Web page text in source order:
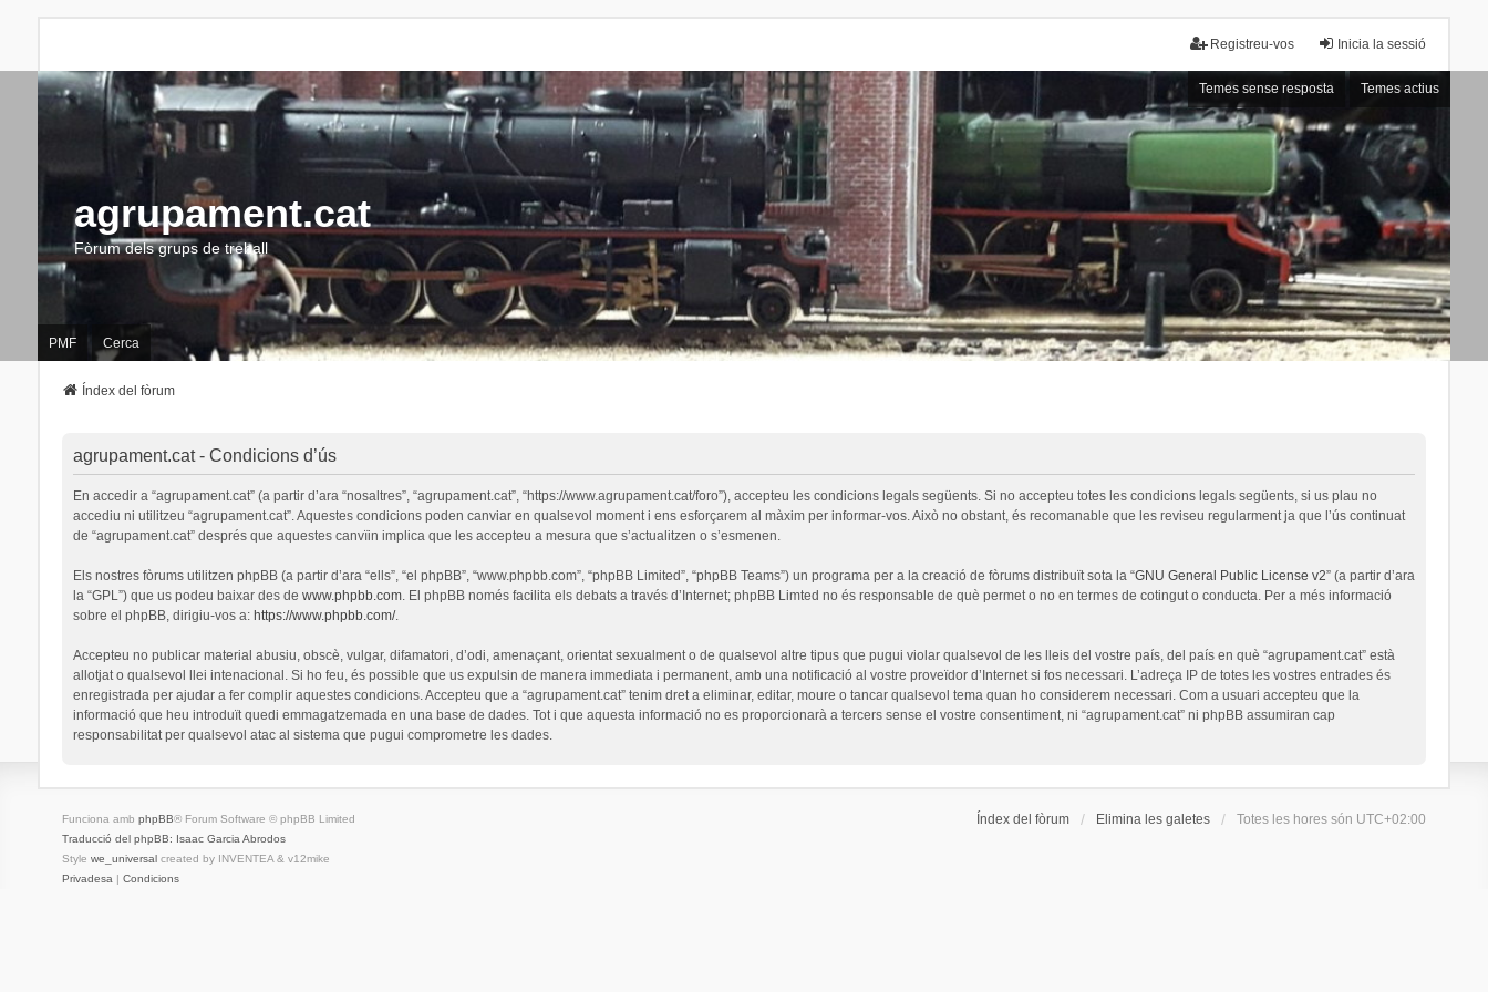
Inicia la sessió
Registreu-vos
Temes sense resposta Temes actius
agrupament.cat
Fòrum dels grups de treball
PMF Cerca
Índex del fòrum
agrupament.cat - Condicions d’ús
En accedir a “agrupament.cat” (a partir d’ara “nosaltres”, “agrupament.cat”, “https://www.agrupament.cat/foro”), accepteu les condicions legals següents. Si no accepteu totes les condicions legals següents, si us plau no
accediu ni utilitzeu “agrupament.cat”. Aquestes condicions poden canviar en qualsevol moment i ens esforçarem al màxim per informar-vos. Això no obstant, és recomanable que les reviseu regularment ja que l’ús continuat
de “agrupament.cat” després que aquestes canvïin implica que les accepteu a mesura que s’actualitzen o s’esmenen.
Els nostres fòrums utilitzen phpBB (a partir d’ara “ells”, “el phpBB”, “www.phpbb.com”, “phpBB Limited”, “phpBB Teams”) un programa per a la creació de fòrums distribuït sota la “GNU General Public License v2” (a partir d’ara
la “GPL”) que us podeu baixar des de www.phpbb.com. El phpBB només facilita els debats a través d’Internet; phpBB Limted no és responsable de què permet o no en termes de cotingut o conducta. Per a més informació
sobre el phpBB, dirigiu-vos a: https://www.phpbb.com/.
Accepteu no publicar material abusiu, obscè, vulgar, difamatori, d’odi, amenaçant, orientat sexualment o de qualsevol altre tipus que pugui violar qualsevol de les lleis del vostre país, del país en què “agrupament.cat” està
allotjat o qualsevol llei intenacional. Si ho feu, és possible que us expulsin de manera immediata i permanent, amb una notificació al vostre proveïdor d’Internet si fos necessari. L’adreça IP de totes les vostres entrades és
enregistrada per ajudar a fer complir aquestes condicions. Accepteu que a “agrupament.cat” tenim dret a eliminar, editar, moure o tancar qualsevol tema quan ho considerem necessari. Com a usuari accepteu que la
informació que heu introduït quedi emmagatzemada en una base de dades. Tot i que aquesta informació no es proporcionarà a tercers sense el vostre consentiment, ni “agrupament.cat” ni phpBB assumiran cap
responsabilitat per qualsevol atac al sistema que pugui comprometre les dades.
Índex del fòrum Elimina les galetes Totes les hores són UTC+02:00
Funciona amb phpBB® Forum Software © phpBB Limited
Traducció del phpBB: Isaac Garcia Abrodos
Style we_universalcreated by INVENTEA & v12mike
Privadesa | Condicions